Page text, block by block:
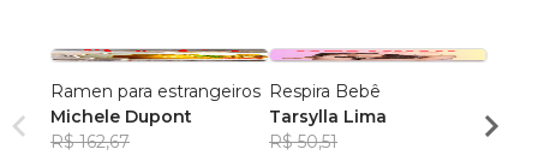
Ramen para estrangeiros
Michele Dupont
R$ 162,67
Respira Bebê
Tarsylla Lima
R$ 50,51